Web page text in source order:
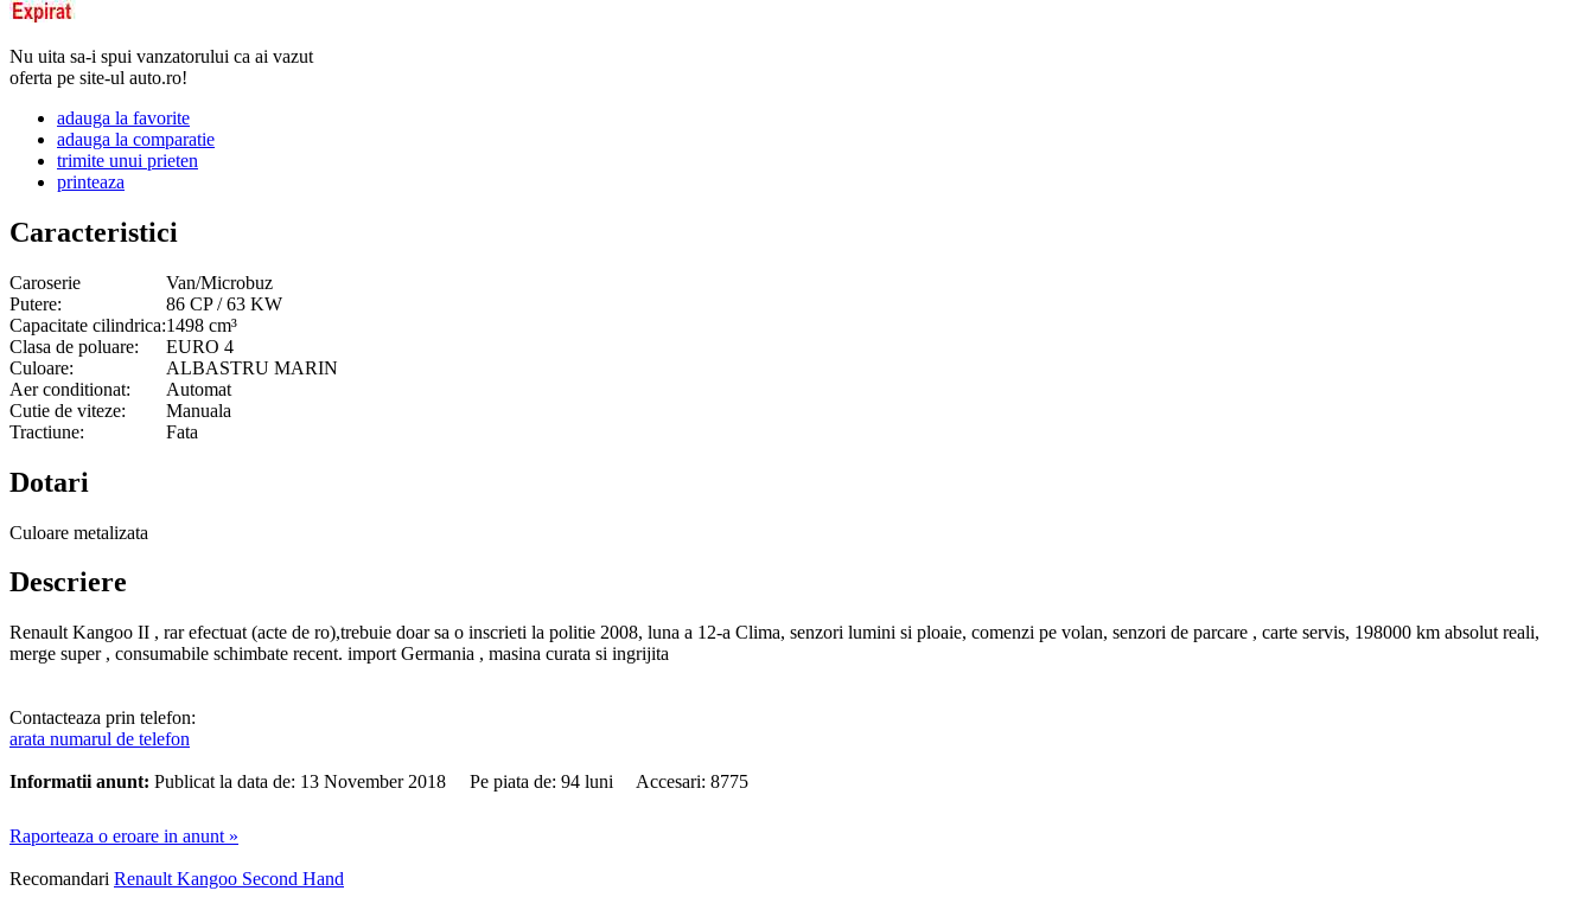
Nu uita sa-i spui vanzatorului ca ai vazut
oferta pe site-ul auto.ro!
adauga la favorite
adauga la comparatie
trimite unui prieten
printeaza
Caracteristici
Caroserie
Van/Microbuz
Putere:
86 CP / 63 KW
Capacitate cilindrica:1498 cm³
Clasa de poluare:
EURO 4
Culoare:
ALBASTRU MARIN
Aer conditionat:
Automat
Cutie de viteze:
Manuala
Tractiune:
Fata
Dotari
Culoare metalizata
Descriere
Renault Kangoo II , rar efectuat (acte de ro),trebuie doar sa o inscrieti la politie 2008, luna a 12-a Clima, senzori lumini si ploaie, comenzi pe volan, senzori de parcare , carte servis, 198000 km absolut reali,
merge super , consumabile schimbate recent. import Germania , masina curata si ingrijita
Contacteaza prin telefon:
arata numarul de telefon
Informatii anunt: Publicat la data de: 13 November 2018 Pe piata de: 94 luni Accesari: 8775
Raporteaza o eroare in anunt »
Recomandari Renault Kangoo Second Hand